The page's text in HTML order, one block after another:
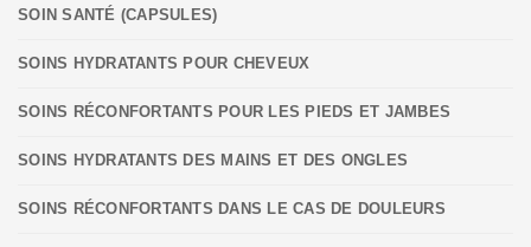
SOIN SANTÉ (CAPSULES)
SOINS HYDRATANTS POUR CHEVEUX
SOINS RÉCONFORTANTS POUR LES PIEDS ET JAMBES
SOINS HYDRATANTS DES MAINS ET DES ONGLES
SOINS RÉCONFORTANTS DANS LE CAS DE DOULEURS